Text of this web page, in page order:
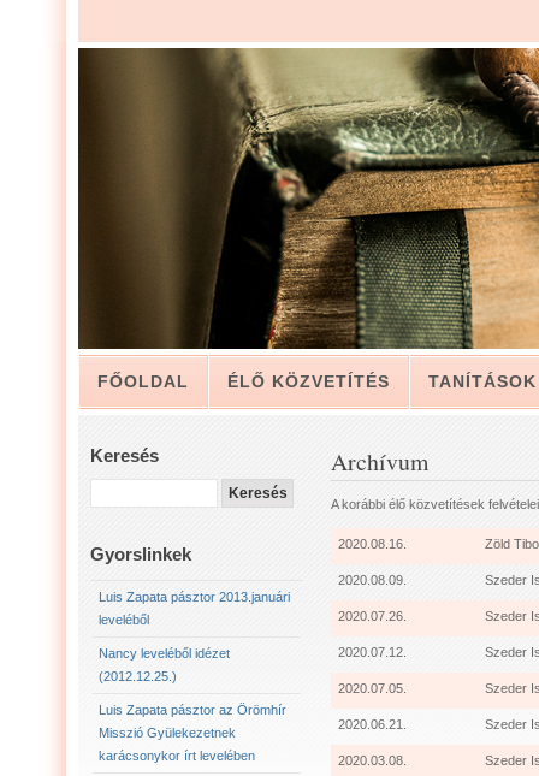
FŐOLDAL ÉLŐ KÖZVETÍTÉS TANÍTÁSOK
LUIS ZAPATA PÁSZTOR LEVELÉBŐL, A
LUIS ZAPATA PÁSZTOR LEVELÉBŐL
LUIS ZAPATA PÁSZTOR LEVELÉBŐL
LUIS ZAPATA PÁSZTOR AZ ÖRÖMHÍR MISSZIÓ
2012.12.25. NANCY LEVELÉBŐL IDÉZET:
Keresés
Gyorslinkek
Luis Zapata pásztor 2013.januári
leveléből
Nancy leveléből idézet
(2012.12.25.)
Luis Zapata pásztor az Örömhír
Misszió Gyülekezetnek
karácsonykor írt levelében
Archívum
A korábbi élő közvetítések
2020.08.16. Zöld
2020.08.09. Szeder
2020.07.26. Szeder
2020.07.12. Szeder
2020.07.05. Szeder
2020.06.21. Szeder
2020.03.08. Szeder